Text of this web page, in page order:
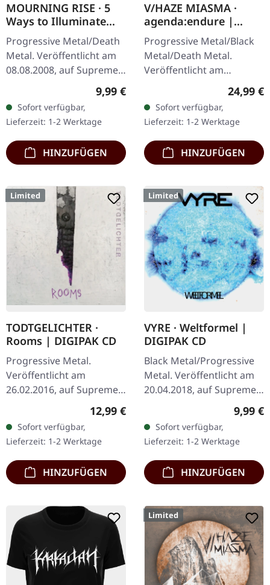
MOURNING RISE · 5
Ways to Illuminate
Silence | DIGIPAK CD
Progressive Metal/Death
Metal. Veröffentlicht am
08.08.2008, auf Supreme
Chaos Records. Limitierte
CD-Version im DigiPak mit
12-seitgem Booklet.…
Regulärer Preis:
9,99 €
Sofort verfügbar,
Lieferzeit: 1-2 Werktage
HINZUFÜGEN
V/HAZE MIASMA ·
agenda:endure |
SPLATTER LP
Progressive Metal/Black
Metal/Death Metal.
Veröffentlicht am
08.12.2023, auf Supreme
Chaos Records. SCR
Exklusives Ultra
Clear/Silber/Gold/Schwar
z…
24,99 €
Sofort verfügbar,
Lieferzeit: 1-2 Werktage
HINZUFÜGEN
Limited
TODTGELICHTER ·
Rooms | DIGIPAK CD
Progressive Metal.
Veröffentlicht am
26.02.2016, auf Supreme
Chaos Records. Limitierte
Hinreißender Avantgarde
Black Metal mit…
Regulärer Preis:
12,99 €
Sofort verfügbar,
Lieferzeit: 1-2 Werktage
HINZUFÜGEN
Limited
VYRE · Weltformel |
DIGIPAK CD
Black Metal/Progressive
Metal. Veröffentlicht am
20.04.2018, auf Supreme
Chaos Records. Limitierte
Erstauflage als CD im
DigiPak. Schnall Dich an,…
9,99 €
Sofort verfügbar,
Lieferzeit: 1-2 Werktage
HINZUFÜGEN
Limited